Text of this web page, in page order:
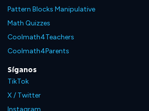
Pattern Blocks Manipulative
Math Quizzes
Coolmath4Teachers
Coolmath4Parents
Síganos
TikTok
X / Twitter
Instagram